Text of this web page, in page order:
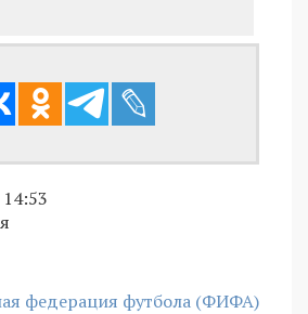
федерация футбола (ФИФА)